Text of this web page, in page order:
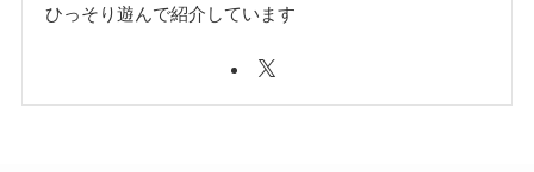
ひっそり遊んで紹介しています